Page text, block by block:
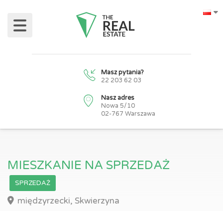
Masz pytania?
22 203 62 03
02-767 Warszawa
MIESZKANIE NA SPRZEDAŻ
SPRZEDAŻ
międzyrzecki, Skwierzyna